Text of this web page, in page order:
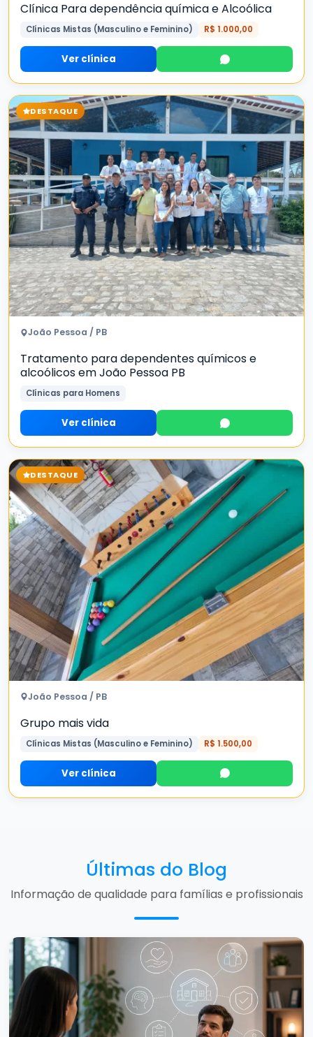
Clínica Para dependência química e Alcoólica
Clínicas Mistas (Masculino e Feminino) R$ 1.000,00
Ver clínica
DESTAQUE
João Pessoa / PB
Tratamento para dependentes químicos e
alcoólicos em João Pessoa PB
Clínicas para Homens
Ver clínica
DESTAQUE
João Pessoa / PB
Grupo mais vida
Clínicas Mistas (Masculino e Feminino) R$ 1.500,00
Ver clínica
Últimas do Blog
Informação de qualidade para famílias e profissionais